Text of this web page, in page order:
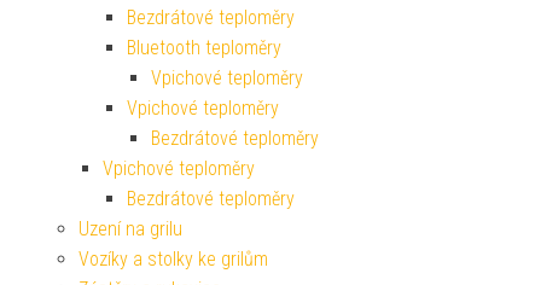
Bezdrátové teploměry
Bluetooth teploměry
Vpichové teploměry
Vpichové teploměry
Bezdrátové teploměry
Vpichové teploměry
Bezdrátové teploměry
Uzení na grilu
Vozíky a stolky ke grilům